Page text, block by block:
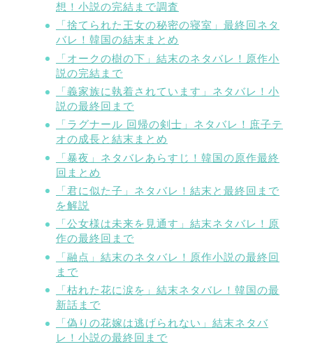
想！小説の完結まで調査
「捨てられた王女の秘密の寝室」最終回ネタ
バレ！韓国の結末まとめ
「オークの樹の下」結末のネタバレ！原作小
説の完結まで
「義家族に執着されています」ネタバレ！小
説の最終回まで
「ラグナール 回帰の剣士」ネタバレ！庶子テ
オの成長と結末まとめ
「暴夜」ネタバレあらすじ！韓国の原作最終
回まとめ
「君に似た子」ネタバレ！結末と最終回まで
を解説
「公女様は未来を見通す」結末ネタバレ！原
作の最終回まで
「融点」結末のネタバレ！原作小説の最終回
まで
「枯れた花に涙を」結末ネタバレ！韓国の最
新話まで
「偽りの花嫁は逃げられない」結末ネタバ
レ！小説の最終回まで
ホーム
ネタバレ・感想